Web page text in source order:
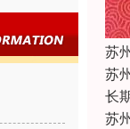
苏
苏
长
苏